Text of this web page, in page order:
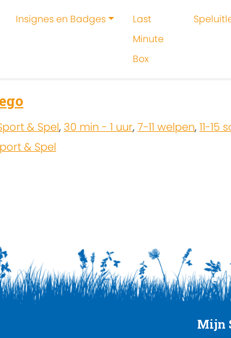
Insignes en Badges
Last
Minute
Box
Hidde Goossens
& Spel, 30 min - 1 uur, 7-11 welpen, 11-15
& Spel
Mijn